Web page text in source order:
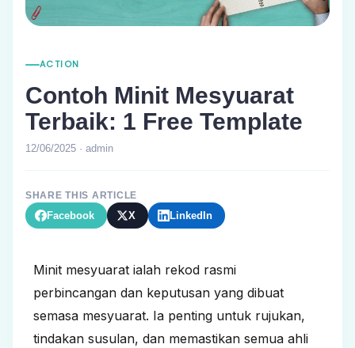
ACTION
Contoh Minit Mesyuarat
Terbaik: 1 Free Template
12/06/2025 · admin
SHARE THIS ARTICLE
Facebook X LinkedIn
Minit mesyuarat ialah rekod rasmi
perbincangan dan keputusan yang dibuat
semasa mesyuarat. Ia penting untuk rujukan,
tindakan susulan, dan memastikan semua ahli